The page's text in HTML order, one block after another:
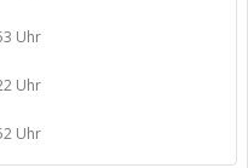
Uhr
Uhr
Uhr